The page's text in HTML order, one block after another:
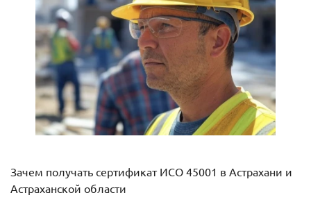
Зачем получать сертификат ИСО 45001 в Астрахани и
Астраханской области